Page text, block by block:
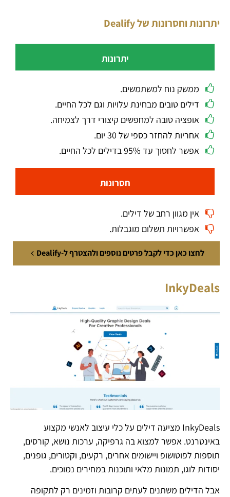
יתרונות וחסרונות של Dealify
יתרונות
ממשק נוח למשתמשים.
דילים טובים מבחינת עלויות וגם לכל החיים.
אופציה טובה למחפשים קיצורי דרך לצמיחה.
אחריות להחזר כספי של 30 יום.
אפשר לחסוך עד 95% בדילים לכל החיים.
חסרונות
אין מגוון רחב של דילים.
אפשרויות תשלום מוגבלות.
לחצו כאן כדי לקבל פרטים נוספים ולהצטרף ל-Dealify
InkyDeals
InkyDeals מציעה דילים על כלי עיצוב לאנשי מקצוע
באינטרנט. אפשר למצוא בה גרפיקה, ערכות נושא, קורסים,
תוספות לפוטושופ ויישומים אחרים, רקעים, וקטורים, גופנים,
יסודות לוגו, תמונות מלאי ותוכנות במחירים נמוכים.
אבל הדילים משתנים לעתים קרובות וזמינים רק לתקופה